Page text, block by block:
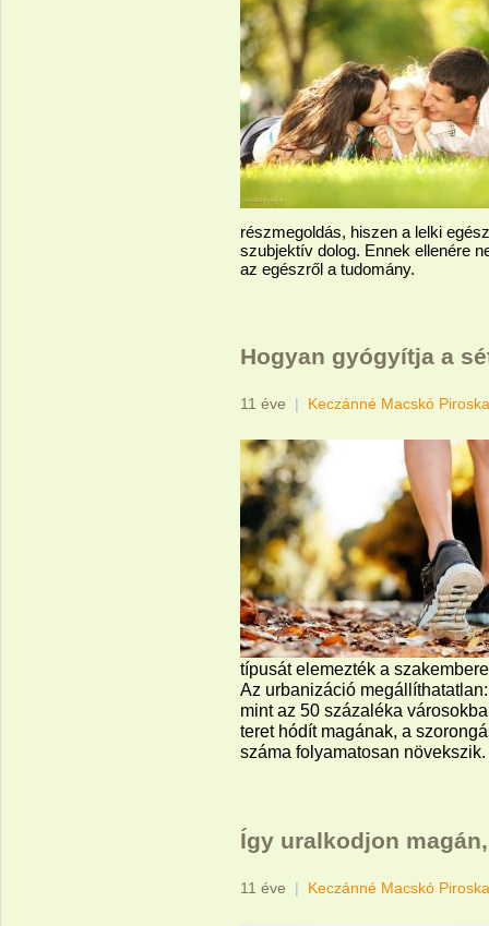
részmegoldás, hiszen a lelki
szubjektív dolog. Ennek ellenére
az egészről a tudomány.
Hogyan gyógyítja a
11 éve | Keczánné Macskó Piroska
típusát elemezték a
Az urbanizáció
mint az 50 százaléka
teret hódít magának, a
száma folyamatosan növekszik.
Így uralkodjon
11 éve | Keczánné Macskó Piroska